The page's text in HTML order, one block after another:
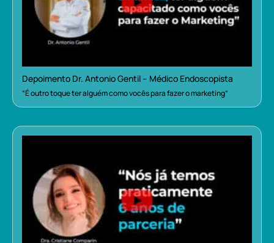
Depoimento Dr. Antonio Gentil – Médico Endoscopista
“É outro toque ter alguém como vocês para fazer o marketing”